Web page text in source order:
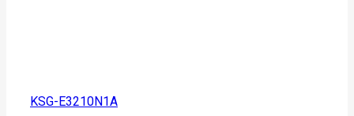
KSG-E3210N1A